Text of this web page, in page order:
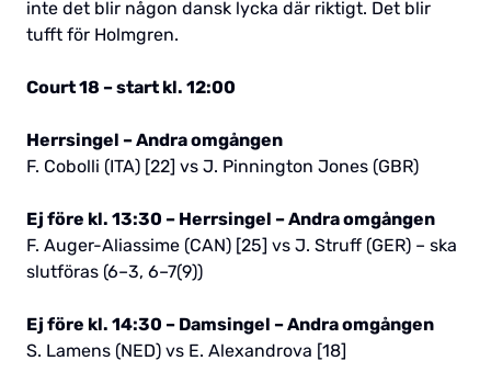
inte det blir någon dansk lycka där riktigt. Det blir
tufft för Holmgren.
Court 18 – start kl. 12:00
Herrsingel – Andra omgången
F. Cobolli (ITA) [22] vs J. Pinnington Jones (GBR)
Ej före kl. 13:30 – Herrsingel – Andra omgången
F. Auger-Aliassime (CAN) [25] vs J. Struff (GER) – ska
slutföras (6–3, 6–7(9))
Ej före kl. 14:30 – Damsingel – Andra omgången
S. Lamens (NED) vs E. Alexandrova [18]